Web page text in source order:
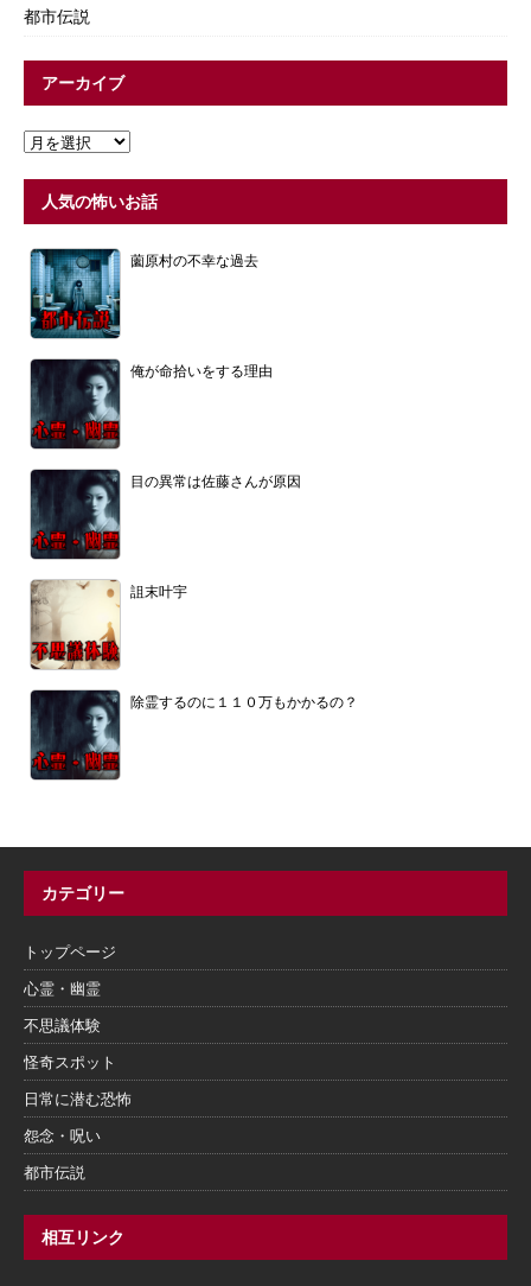
都市伝説
アーカイブ
人気の怖いお話
薗原村の不幸な過去
俺が命拾いをする理由
目の異常は佐藤さんが原因
詛末叶宇
除霊するのに１１０万もかかるの？
カテゴリー
トップページ
心霊・幽霊
不思議体験
怪奇スポット
日常に潜む恐怖
怨念・呪い
都市伝説
相互リンク